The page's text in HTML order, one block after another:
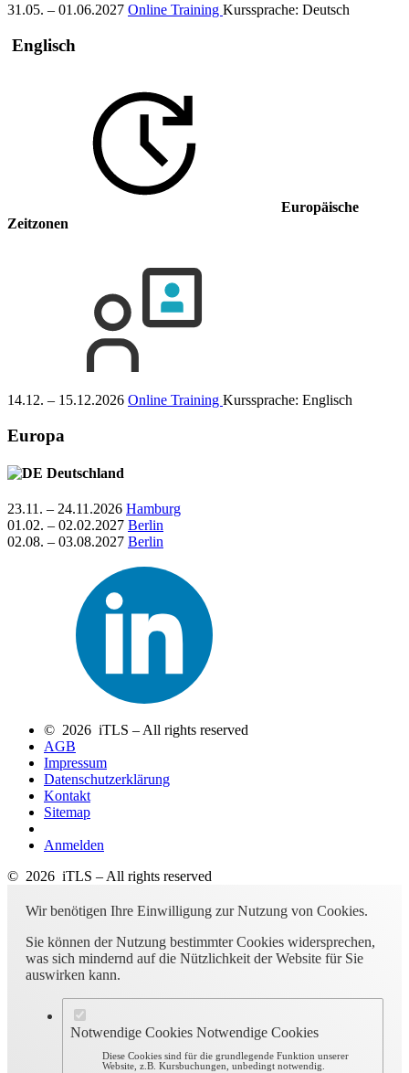
31.05. – 01.06.2027 Online Training Kurssprache: Deutsch
Englisch
Europäische
Zeitzonen
14.12. – 15.12.2026 Online Training Kurssprache: Englisch
Europa
Deutschland
23.11. – 24.11.2026 Hamburg
01.02. – 02.02.2027 Berlin
02.08. – 03.08.2027 Berlin
© 2026 iTLS – All rights reserved
AGB
Impressum
Datenschutzerklärung
Kontakt
Sitemap
Anmelden
© 2026 iTLS – All rights reserved
Wir benötigen Ihre Einwilligung zur Nutzung von Cookies.
Sie können der Nutzung bestimmter Cookies widersprechen,
was sich mindernd auf die Nützlichkeit der Website für Sie
auswirken kann.
Notwendige Cookies Notwendige Cookies
Diese Cookies sind für die grundlegende Funktion unserer
Website, z.B. Kursbuchungen, unbedingt notwendig.